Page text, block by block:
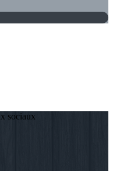
sociaux